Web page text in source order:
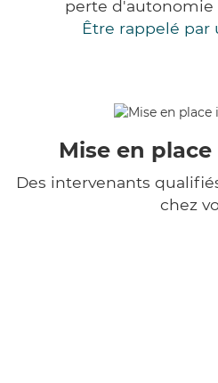
perte d'autonomie
Être rappelé par
Mise en
Des intervenants
chez